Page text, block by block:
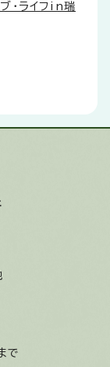
・ライフin瑞
で